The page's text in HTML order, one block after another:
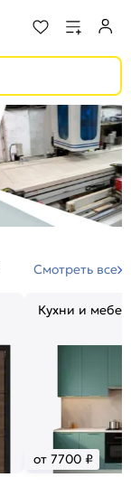
Смотреть все
Кухни и
от 7700 ₽